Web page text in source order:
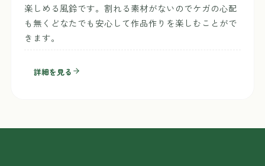
楽しめる風鈴です。割れる素材がないのでケガの心配
も無くどなたでも安心して作品作りを楽しむことがで
きます。
詳細を見る